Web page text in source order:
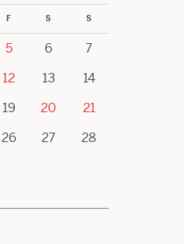
F S S
5 6
7
12 13
14
19 20
21
26 27
28